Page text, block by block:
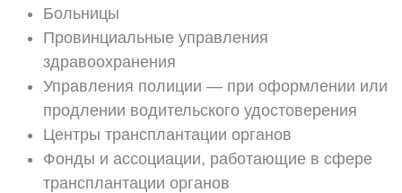
Больницы
Провинциальные управления
здравоохранения
Управления полиции — при оформлении или
продлении водительского удостоверения
Центры трансплантации органов
Фонды и ассоциации, работающие в сфере
трансплантации органов